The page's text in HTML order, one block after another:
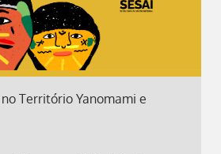
Território Yanomami e